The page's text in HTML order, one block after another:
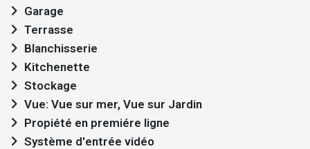
Garage
Terrasse
Blanchisserie
Kitchenette
Stockage
Vue: Vue sur mer, Vue sur Jardin
Propiété en premiére ligne
Système d'entrée vidéo